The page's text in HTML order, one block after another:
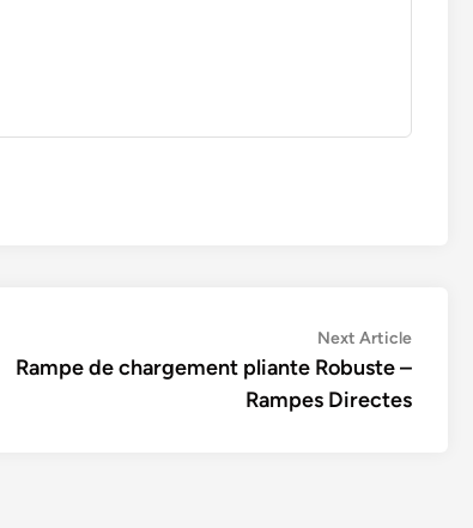
Next ArticleNext
article:
Rampe de chargement pliante Robuste –
Rampes Directes